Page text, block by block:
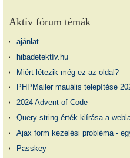
Aktív fórum témák
ajánlat
hibadetektív.hu
Miért létezik még ez az oldal?
PHPMailer mauális telepítése
2024 Advent of Code
Query string érték kiírása a
Ajax form kezelési probléma -
Passkey